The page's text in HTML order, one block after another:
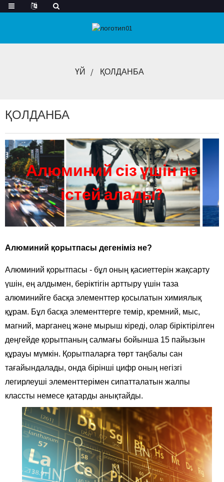
ҮЙ ҚОЛДАНБА
ҚОЛДАНБА
Алюминий сіз үшін не
істей алады?
Алюминий қорытпасы дегеніміз не?
Алюминий қорытпасы - бұл оның қасиеттерін жақсарту
үшін, ең алдымен, беріктігін арттыру үшін таза
алюминийге басқа элементтер қосылатын химиялық
құрам. Бұл басқа элементтерге темір, кремний, мыс,
магний, марганец және мырыш кіреді, олар біріктірілген
деңгейде қорытпаның салмағы бойынша 15 пайызын
құрауы мүмкін. Қорытпаларға төрт таңбалы сан
тағайындалады, онда бірінші цифр оның негізгі
легирлеуші ​​элементтерімен сипатталатын жалпы
классты немесе қатарды анықтайды.